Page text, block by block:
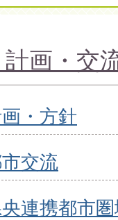
画・交
・方針
交流
連携都市